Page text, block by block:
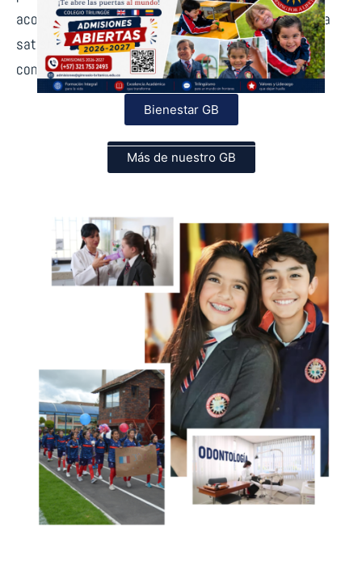
acompañamiento de los estudiantes en procura de la
satisfacción de sus necesidades vitales y su
contribución al desarrollo integral.
Bienestar GB
Más de nuestro GB